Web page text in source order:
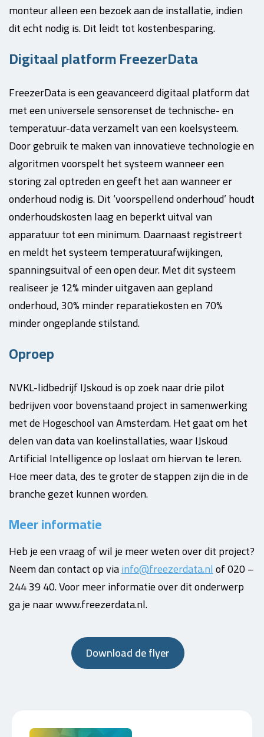
monteur alleen een bezoek aan de installatie, indien
dit echt nodig is. Dit leidt tot kostenbesparing.
Digitaal platform FreezerData
FreezerData is een geavanceerd digitaal platform dat
met een universele sensorenset de technische- en
temperatuur-data verzamelt van een koelsysteem.
Door gebruik te maken van innovatieve technologie en
algoritmen voorspelt het systeem wanneer een
storing zal optreden en geeft het aan wanneer er
onderhoud nodig is. Dit ‘voorspellend onderhoud’ houdt
onderhoudskosten laag en beperkt uitval van
apparatuur tot een minimum. Daarnaast registreert
en meldt het systeem temperatuurafwijkingen,
spanningsuitval of een open deur. Met dit systeem
realiseer je 12% minder uitgaven aan gepland
onderhoud, 30% minder reparatiekosten en 70%
minder ongeplande stilstand.
Oproep
NVKL-lidbedrijf IJskoud is op zoek naar drie pilot
bedrijven voor bovenstaand project in samenwerking
met de Hogeschool van Amsterdam. Het gaat om het
delen van data van koelinstallaties, waar IJskoud
Artificial Intelligence op loslaat om hiervan te leren.
Hoe meer data, des te groter de stappen zijn die in de
branche gezet kunnen worden.
Meer informatie
Heb je een vraag of wil je meer weten over dit project?
Neem dan contact op viainfo@freezerdata.nlof 020 –
244 39 40. Voor meer informatie over dit onderwerp
ga je naar www.freezerdata.nl.
Download de flyer